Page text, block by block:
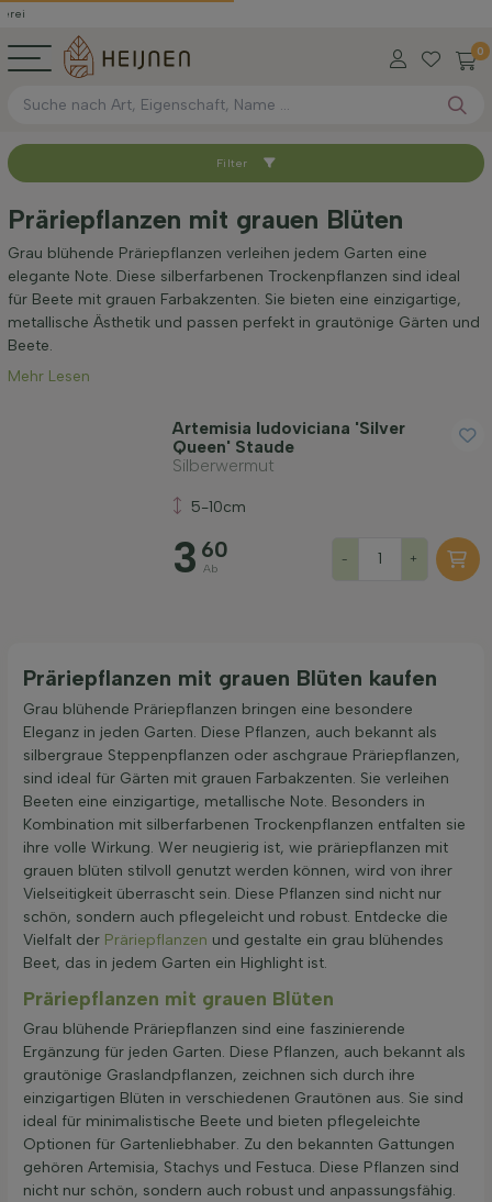
0
Sortieren nach
Anwendung
Blütenfarbe
Blütezeit
Filter
Präriepflanzen mit grauen Blüten
Grau blühende Präriepflanzen verleihen jedem Garten eine
elegante Note. Diese silberfarbenen Trockenpflanzen sind ideal
für Beete mit grauen Farbakzenten. Sie bieten eine einzigartige,
metallische Ästhetik und passen perfekt in grautönige Gärten und
Beete.
Mehr Lesen
Artemisia ludoviciana 'Silver
Queen' Staude
Silberwermut
5-10cm
3 60
Ab
- +
Präriepflanzen mit grauen Blüten kaufen
Grau blühende Präriepflanzen bringen eine besondere
Eleganz in jeden Garten. Diese Pflanzen, auch bekannt als
silbergraue Steppenpflanzen oder aschgraue Präriepflanzen,
sind ideal für Gärten mit grauen Farbakzenten. Sie verleihen
Beeten eine einzigartige, metallische Note. Besonders in
Kombination mit silberfarbenen Trockenpflanzen entfalten sie
ihre volle Wirkung. Wer neugierig ist, wie präriepflanzen mit
grauen blüten stilvoll genutzt werden können, wird von ihrer
Vielseitigkeit überrascht sein. Diese Pflanzen sind nicht nur
schön, sondern auch pflegeleicht und robust. Entdecke die
Vielfalt der Präriepflanzen und gestalte ein grau blühendes
Beet, das in jedem Garten ein Highlight ist.
Präriepflanzen mit grauen Blüten
Grau blühende Präriepflanzen sind eine faszinierende
Ergänzung für jeden Garten. Diese Pflanzen, auch bekannt als
grautönige Graslandpflanzen, zeichnen sich durch ihre
einzigartigen Blüten in verschiedenen Grautönen aus. Sie sind
ideal für minimalistische Beete und bieten pflegeleichte
Optionen für Gartenliebhaber. Zu den bekannten Gattungen
gehören Artemisia, Stachys und Festuca. Diese Pflanzen sind
nicht nur schön, sondern auch robust und anpassungsfähig.